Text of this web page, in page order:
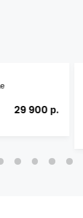
29 900 р.